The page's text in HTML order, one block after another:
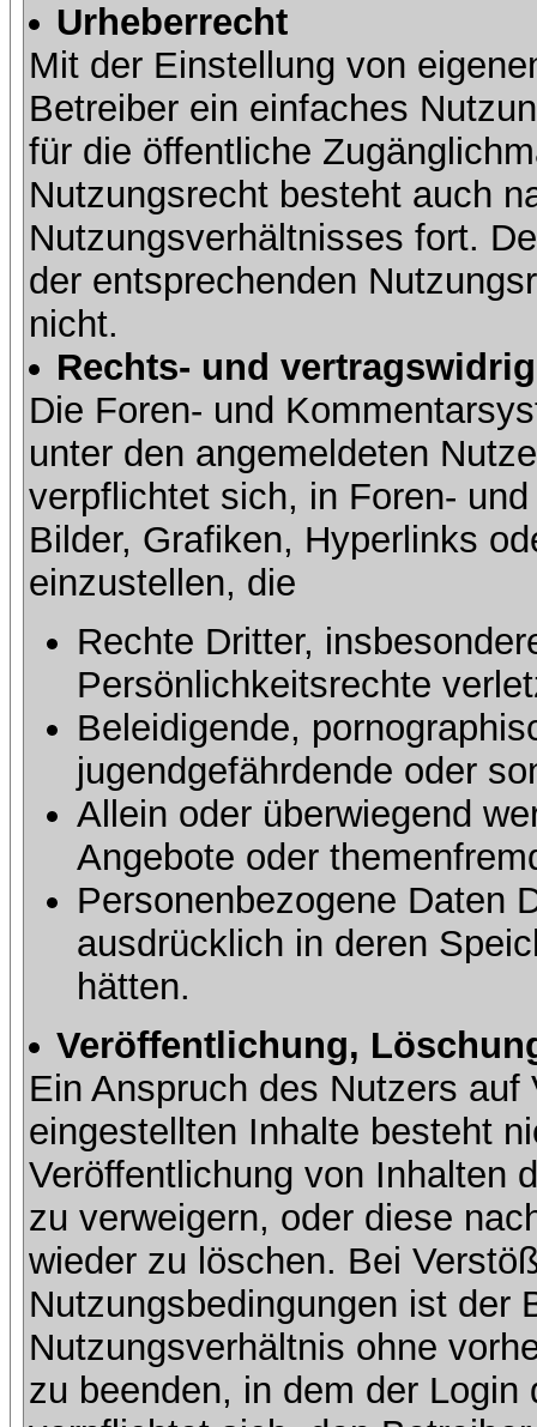
Urheberrecht
Mit der Einstellung von
Betreiber ein einfaches
für die öffentliche
Nutzungsrecht besteht auch
Nutzungsverhältnisses fort.
der entsprechenden
nicht.
Rechts- und
Die Foren- und
unter den angemeldeten
verpflichtet sich, in Foren-
Bilder, Grafiken, Hyperlinks
einzustellen, die
Rechte Dritter,
Persönlichkeitsrechte
Beleidigende,
jugendgefährdende oder
Allein oder überwiegend
Angebote oder
Personenbezogene Daten
ausdrücklich in deren
hätten.
Veröffentlichung,
Ein Anspruch des Nutzers
eingestellten Inhalte besteht
Veröffentlichung von Inhalten
zu verweigern, oder diese
wieder zu löschen. Bei
Nutzungsbedingungen ist der
Nutzungsverhältnis ohne
zu beenden, in dem der